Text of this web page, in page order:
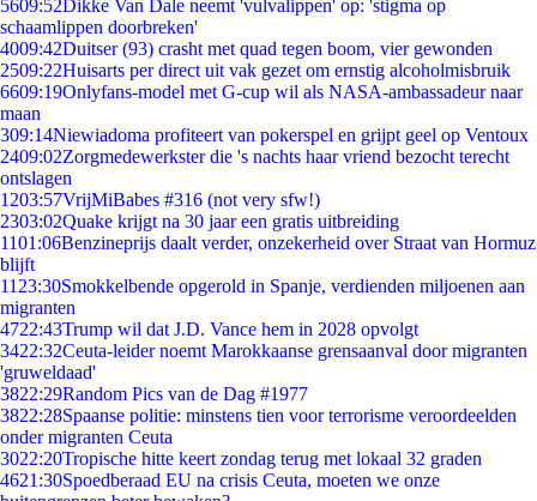
5609:52Dikke Van Dale neemt 'vulvalippen' op: 'stigma op
schaamlippen doorbreken'
4009:42Duitser (93) crasht met quad tegen boom, vier gewonden
2509:22Huisarts per direct uit vak gezet om ernstig alcoholmisbruik
6609:19Onlyfans-model met G-cup wil als NASA-ambassadeur naar
maan
309:14Niewiadoma profiteert van pokerspel en grijpt geel op Ventoux
2409:02Zorgmedewerkster die 's nachts haar vriend bezocht terecht
ontslagen
1203:57VrijMiBabes #316 (not very sfw!)
2303:02Quake krijgt na 30 jaar een gratis uitbreiding
1101:06Benzineprijs daalt verder, onzekerheid over Straat van Hormuz
blijft
11 23:30Smokkelbende opgerold in Spanje, verdienden miljoenen aan
migranten
4722:43Trump wil dat J.D. Vance hem in 2028 opvolgt
3422:32Ceuta-leider noemt Marokkaanse grensaanval door migranten
'gruweldaad'
3822:29Random Pics van de Dag #1977
3822:28Spaanse politie: minstens tien voor terrorisme veroordeelden
onder migranten Ceuta
3022:20Tropische hitte keert zondag terug met lokaal 32 graden
4621:30Spoedberaad EU na crisis Ceuta, moeten we onze